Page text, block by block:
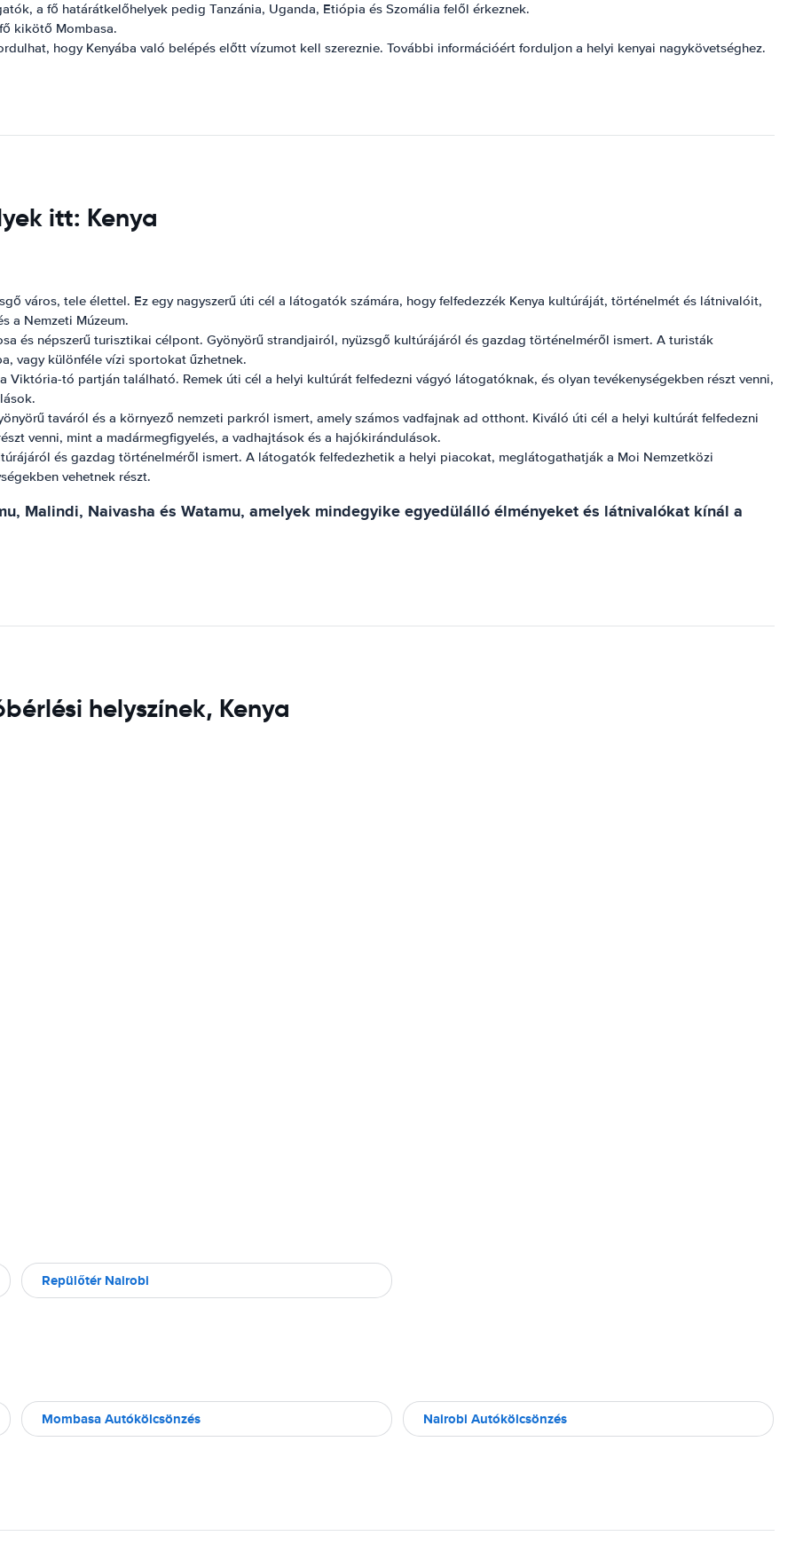
a fő határátkelőhelyek pedig Tanzánia, Uganda, Etiópia és Szomália felől érkeznek.
kikötő Mombasa.
hogy Kenyába való belépés előtt vízumot kell szereznie. További információért forduljon a helyi kenyai nagykövetséghez.
itt: Kenya
város, tele élettel. Ez egy nagyszerű úti cél a látogatók számára, hogy felfedezzék Kenya kultúráját, történelmét és látnivalóit,
a Nemzeti Múzeum.
és népszerű turisztikai célpont. Gyönyörű strandjairól, nyüzsgő kultúrájáról és gazdag történelméről ismert. A turisták
vagy különféle vízi sportokat űzhetnek.
Viktória-tó partján található. Remek úti cél a helyi kultúrát felfedezni vágyó látogatóknak, és olyan tevékenységekben részt venni,
taváról és a környező nemzeti parkról ismert, amely számos vadfajnak ad otthont. Kiváló úti cél a helyi kultúrát felfedezni
venni, mint a madármegfigyelés, a vadhajtások és a hajókirándulások.
és gazdag történelméről ismert. A látogatók felfedezhetik a helyi piacokat, meglátogathatják a Moi Nemzetközi
vehetnek részt.
Malindi, Naivasha és Watamu, amelyek mindegyike egyedülálló élményeket és látnivalókat kínál a
helyszínek, Kenya
Repülőtér Nairobi
Mombasa Autókölcsönzés Nairobi Autókölcsönzés